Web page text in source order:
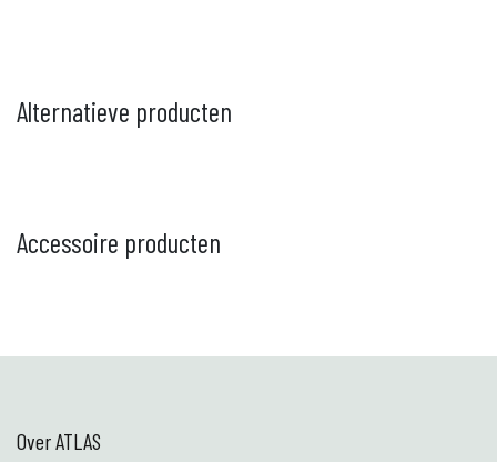
Alternatieve producten
Accessoire producten
Over ATLAS